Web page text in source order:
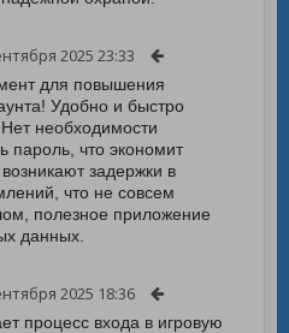
2025 23:33
для повышения
Удобно и быстро
необходимости
пароль, что экономит
задержки в
что не совсем
полезное приложение
данных.
2025 18:36
процесс входа в игровую